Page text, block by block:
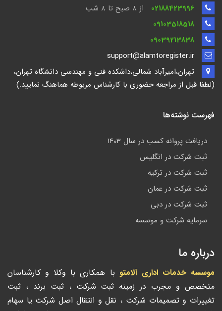
02188423996
از 8 صبح تا ۸ شب
09103518518
09039213838
support@alamtoregister.ir
تهران،امیرآباد شمالی،داشکده فنی و مهندسی دانشگاه تهران،
(لطفا قبل از مراجعه حضوری با کارشناس مربوطه هماهنگ نمایید.)
فهرست نوشته‌ها
دریافت پروانه کسب در سال 1403
ثبت شرکت در انگلیس
ثبت شرکت در ترکیه
ثبت شرکت در عمان
ثبت شرکت در دبی
سرمایه شرکت و موسسه
درباره ما
موسسه خدمات اداری آلامتو با همکاری با وکلا و کارشناسان
متخصص و مجرب در زمینه ثبت شرکت ، ثبت برند ، ثبت
تغییرات و تصمیمات شرکت ، نقل و انتقال اصل شرکت یا سهام